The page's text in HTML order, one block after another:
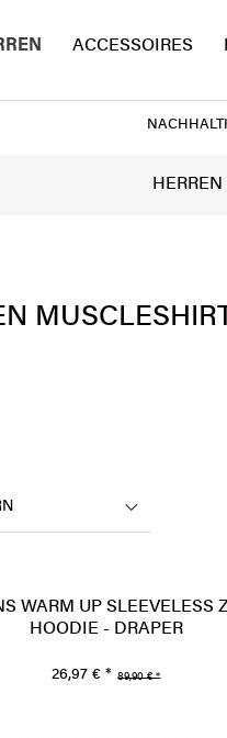
ACCESSOIRES
HERREN
WARM UP SLEEVELESS
HOODIE - DRAPER
89,90 € *
26,97 € *